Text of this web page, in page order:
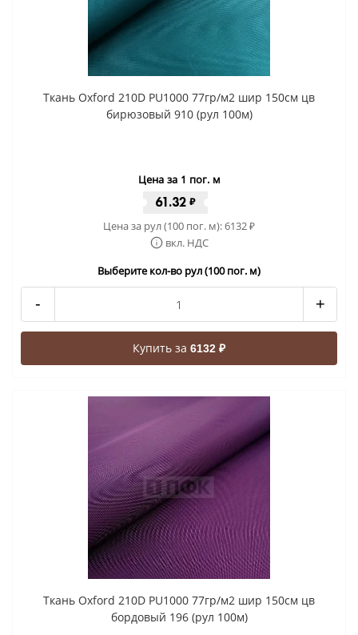
Ткань Oxford 210D PU1000 77гр/м2 шир 150см цв
бирюзовый 910 (рул 100м)
Цена за 1 пог. м
61.32 ₽
Цена за рул (100 пог. м):6132₽
вкл. НДС
Выберите кол-во рул (100 пог. м)
- +
Купить за 6132 ₽
Ткань Oxford 210D PU1000 77гр/м2 шир 150см цв
бордовый 196 (рул 100м)